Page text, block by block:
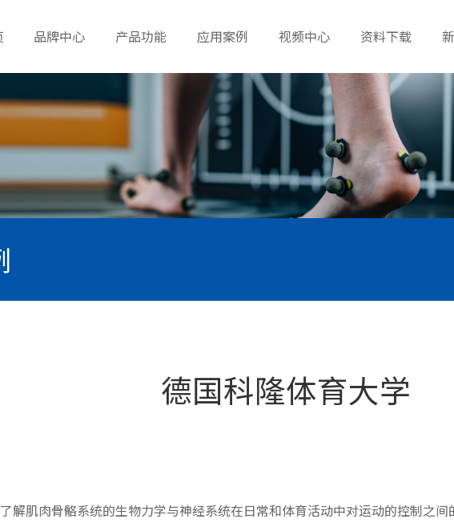
品牌中心 产品功能 应用案例 视频中心 资料下载
德国科隆体育大学
解肌肉骨骼系统的生物力学与神经系统在日常和体育活动中对运动的控制之